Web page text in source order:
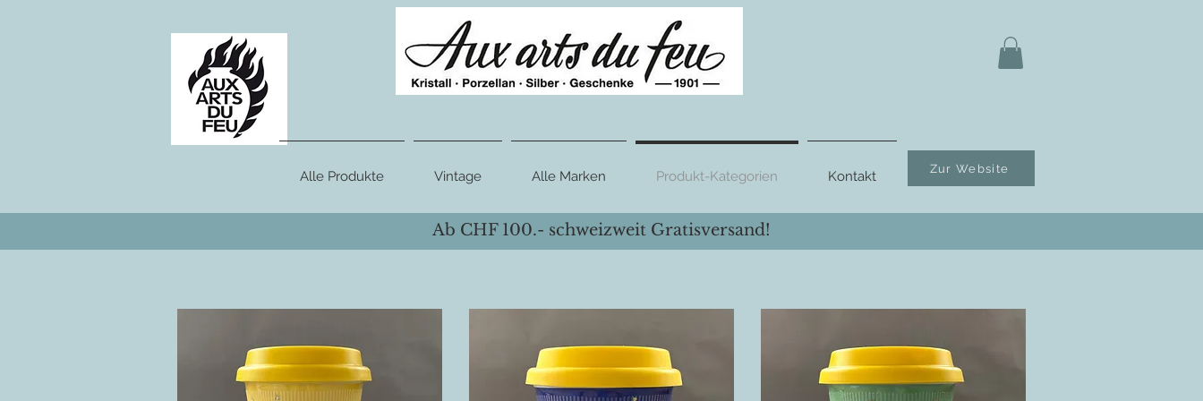
Alle Produkte Vintage Alle Marken Produkt-Kategorien Kontakt Zur Website
Ab CHF 100.- schweizweit Gratisversand!